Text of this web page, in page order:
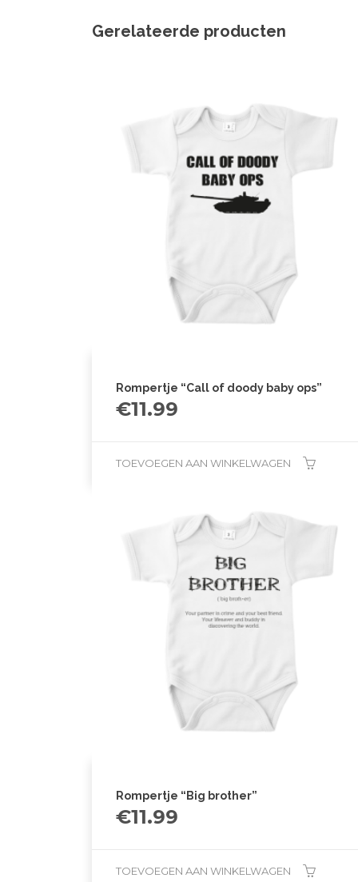
Gerelateerde producten
Rompertje “Call of doody baby ops”
€11.99
TOEVOEGEN AAN WINKELWAGEN
Rompertje “Big brother”
€11.99
TOEVOEGEN AAN WINKELWAGEN